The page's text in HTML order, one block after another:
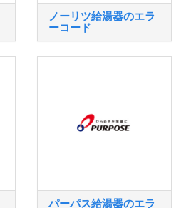
ノーリツ給湯器のエラ
ーコード
パーパス給湯器のエラ